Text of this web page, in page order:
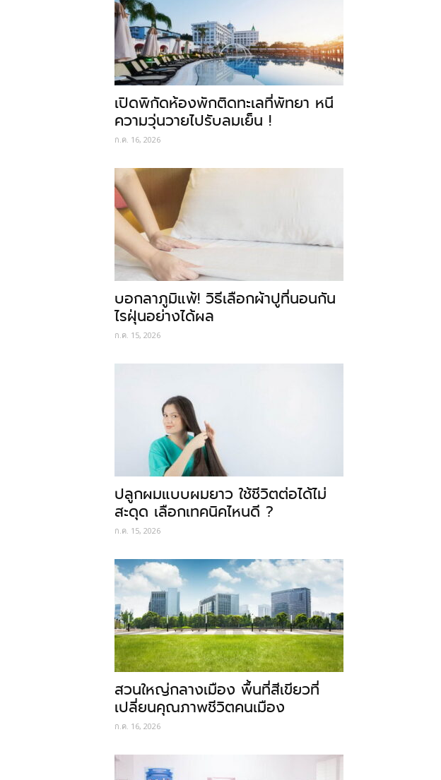
เปิดพิกัดห้องพักติดทะเลที่พัทยา หนี
ความวุ่นวายไปรับลมเย็น !
ก.ค. 16, 2026
บอกลาภูมิแพ้! วิธีเลือกผ้าปูที่นอนกัน
ไรฝุ่นอย่างได้ผล
ก.ค. 15, 2026
ปลูกผมแบบผมยาว ใช้ชีวิตต่อได้ไม่
สะดุด เลือกเทคนิคไหนดี ?
ก.ค. 15, 2026
สวนใหญ่กลางเมือง พื้นที่สีเขียวที่
เปลี่ยนคุณภาพชีวิตคนเมือง
ก.ค. 16, 2026